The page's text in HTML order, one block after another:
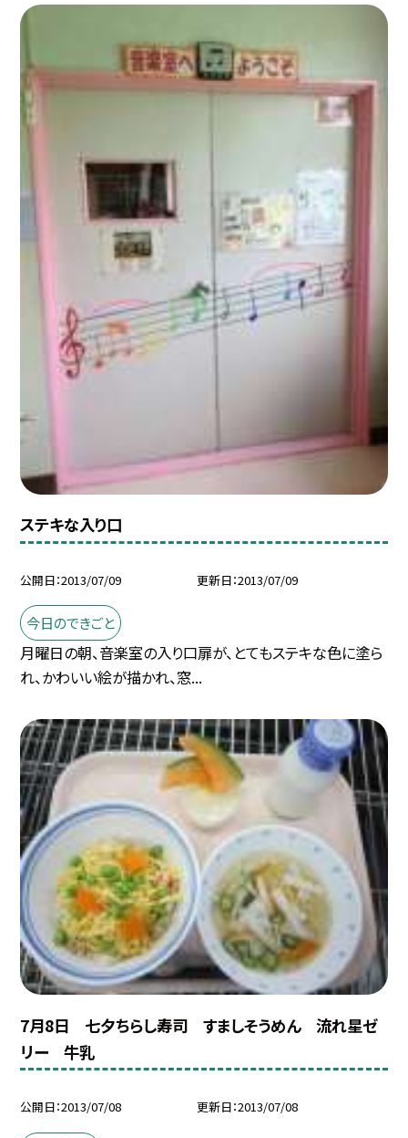
ステキな入り口
公開日 2013/07/09 更新日 2013/07/09
今日のできごと
月曜日の朝、音楽室の入り口扉が、とてもステキな色に塗ら
れ、かわいい絵が描かれ、窓...
7月8日 七夕ちらし寿司 すましそうめん 流れ星ゼ
リー 牛乳
公開日 2013/07/08 更新日 2013/07/08